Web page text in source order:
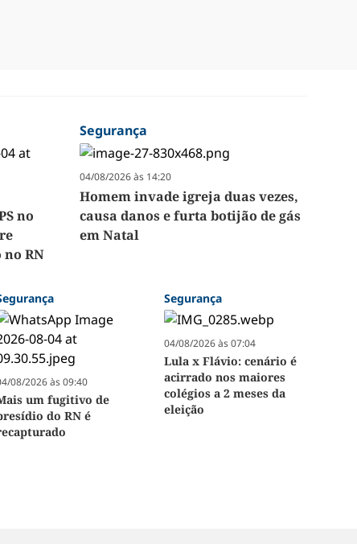
no
RN
Segurança
04/08/2026 às 14:20
Homem invade igreja duas vezes,
causa danos e furta botijão de gás
em Natal
08/2026 às 09:40
um fugitivo de
do RN é
Segurança
04/08/2026 às 07:04
Lula x Flávio: cenário é
acirrado nos maiores
colégios a 2 meses da
eleição